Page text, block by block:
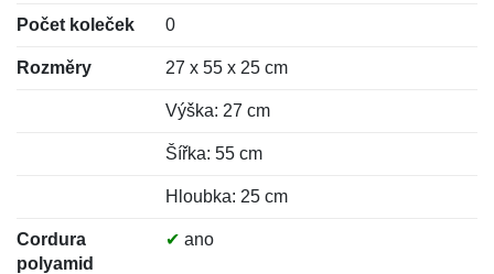
Počet koleček 0
Rozměry 27 x 55 x 25 cm
Výška: 27 cm
Šířka: 55 cm
Hloubka: 25 cm
Cordura
polyamid
✔ ano